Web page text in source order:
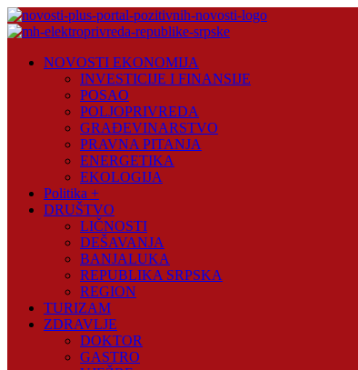
Skip
to
Plus
NOVOSTI EKONOMIJA
INVESTICIJE I FINANSIJE
POSAO
POLJOPRIVREDA
GRAĐEVINARSTVO
PRAVNA PITANJA
ENERGETIKA
EKOLOGIJA
Politika +
DRUŠTVO
LIČNOSTI
DEŠAVANJA
BANJALUKA
REPUBLIKA SRPSKA
REGION
TURIZAM
ZDRAVLJE
DOKTOR
GASTRO